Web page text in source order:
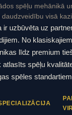
spēļu mehānikā
visā
ir uzbūvēta uz
No
līdz premium
spēļu
spēles